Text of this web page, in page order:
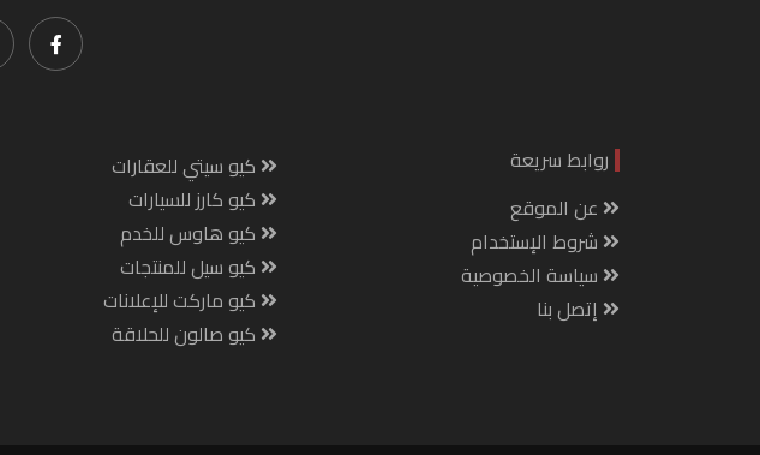
روابط سريعة
عن الموقع
شروط الإستخدام
سياسة الخصوصية
إتصل بنا
كيو سيتي للعقارات
كيو كارز للسيارات
كيو هاوس للخدم
كيو سيل للمنتجات
كيو ماركت للإعلانات
كيو صالون للحلاقة